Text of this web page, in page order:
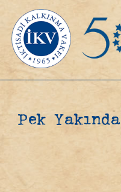
Pek Yakında